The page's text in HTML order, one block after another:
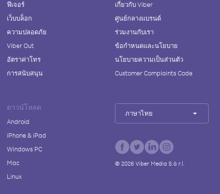
ฟีเจอร์
เว็บบล็อก
ความปลอดภัย
Viber Out
อัตราค่าโทร
การสนับสนุน
เกี่ยวกับ Viber
ศูนย์กลางแบรนด์
ร่วมงานกับเรา
ข้อกำหนดและนโยบาย
นโยบายความเป็นส่วนตัว
Customer Complaints Code
ดาวน์โหลด
Android
iPhone & iPad
Windows PC
Mac
Linux
ภาษาไทย
© 2026Viber Media S.à r.l.